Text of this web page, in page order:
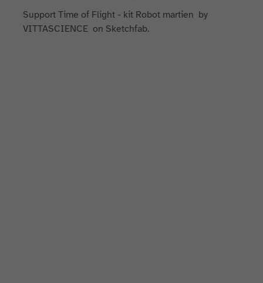
Support Time of Flight - kit Robot martien by
VITTASCIENCE on Sketchfab.